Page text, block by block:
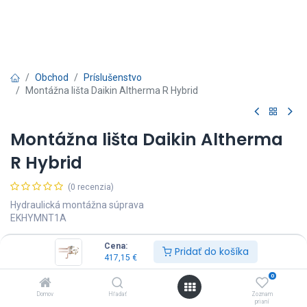
Cena:
417,15 € Pridať do košíka
Domov Hľadať
0
Zoznam
prianí
Obchod
Príslušenstvo
Montážna lišta Daikin Altherma R Hybrid
Montážna lišta Daikin Altherma
R Hybrid
(0 recenzia)
Hydraulická montážna súprava
EKHYMNT1A
€ Vrátane DPH